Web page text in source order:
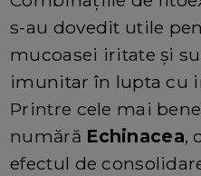
s-au dovedit utile
mucoasei iritate și
imunitar în lupta cu
Printre cele mai
numără Echinacea,
efectul de